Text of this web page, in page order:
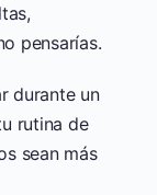
pensarías.
durante un
rutina de
sean más